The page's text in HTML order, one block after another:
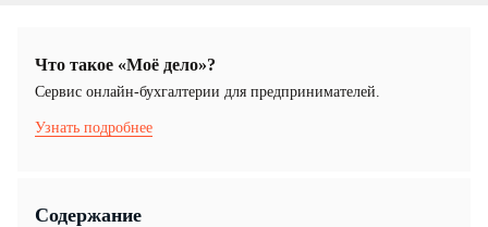
Что такое «Моё дело»?
Cервис онлайн-бухгалтерии для предпринимателей.
Узнать подробнее
Содержание